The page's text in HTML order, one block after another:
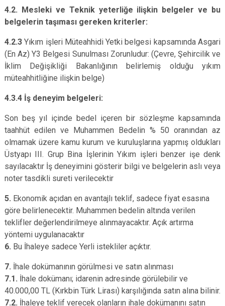
4.2. Mesleki ve Teknik yeterliğe ilişkin belgeler ve bu
belgelerin taşıması gereken kriterler:
4.2.3 Yıkım işleri Müteahhidi Yetki belgesi kapsamında Asgari
(En Az) Y3 Belgesi Sunulması Zorunludur: (Çevre, Şehircilik ve
İklim Değişikliği Bakanlığının belirlemiş olduğu yıkım
müteahhitliğine ilişkin belge)
4.3.4 İş deneyim belgeleri:
Son beş yıl içinde bedel içeren bir sözleşme kapsamında
taahhüt edilen ve Muhammen Bedelin % 50 oranından az
olmamak üzere kamu kurum ve kuruluşlarına yapmış oldukları
Üstyapı III. Grup Bina İşlerinin Yıkım işleri benzer işe denk
sayılacaktır İş deneyimini gösterir bilgi ve belgelerin aslı veya
noter tasdikli sureti verilecektir
5. Ekonomik açıdan en avantajlı teklif, sadece fiyat esasına
göre belirlenecektir. Muhammen bedelin altında verilen
teklifler değerlendirilmeye alınmayacaktır. Açık artırma
yöntemi uygulanacaktır
6. Bu İhaleye sadece Yerli istekliler açıktır.
7. İhale dokümanının görülmesi ve satın alınması
7.1. İhale dokümanı; idarenin adresinde görülebilir ve
40.000,00 TL (Kırkbin Türk Lirası) karşılığında satın alına bilinir.
7.2. İhaleye teklif verecek olanların ihale dokümanını satın